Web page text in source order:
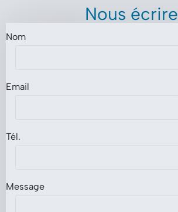
Nous écrire
Nom
Email
Tél.
Message